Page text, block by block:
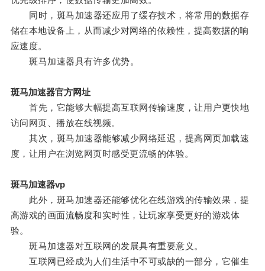
同时，斑马加速器还应用了缓存技术，将常用的数据存
储在本地设备上，从而减少对网络的依赖性，提高数据的响
应速度。
斑马加速器具有许多优势。
斑马加速器官方网址
首先，它能够大幅提高互联网传输速度，让用户更快地
访问网页、播放在线视频。
其次，斑马加速器能够减少网络延迟，提高网页加载速
度，让用户在浏览网页时感受更流畅的体验。
斑马加速器vp
此外，斑马加速器还能够优化在线游戏的传输效果，提
高游戏的画面流畅度和实时性，让玩家享受更好的游戏体
验。
斑马加速器对互联网的发展具有重要意义。
互联网已经成为人们生活中不可或缺的一部分，它催生